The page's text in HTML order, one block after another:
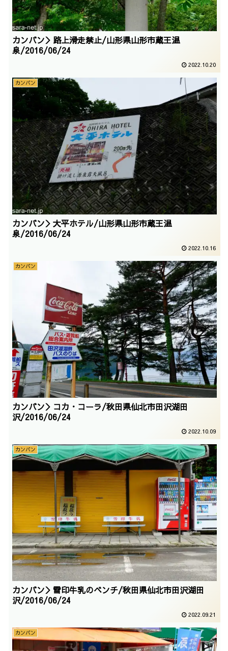
カンバン＞路上滑走禁止/山形県山形市蔵王温
泉/2016/06/24
2022.10.20
カンバン
カンバン＞大平ホテル/山形県山形市蔵王温
泉/2016/06/24
2022.10.16
カンバン
カンバン＞コカ・コーラ/秋田県仙北市田沢湖田
沢/2016/06/24
2022.10.09
カンバン
カンバン＞雪印牛乳のベンチ/秋田県仙北市田沢湖田
沢/2016/06/24
2022.09.21
カンバン